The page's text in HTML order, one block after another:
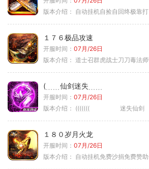
版本介绍： 自动挂机自捡自回终极靠打
１７６极品攻速
开服时间： 07月/26日
版本介绍： 道士召群虎战士刀刀毒法
(﹍﹍仙剑迷失﹍﹍
开服时间： 07月/26日
版本介绍： ((((((( 迷失仙剑
１８０岁月火龙
开服时间： 07月/26日
版本介绍： 自动挂机免费沙捐免费赞